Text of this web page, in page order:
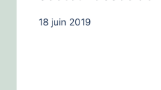
18 juin 2019